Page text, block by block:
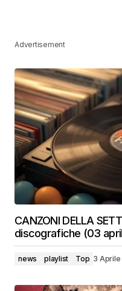
Advertisement
CANZONI DELLA
discografiche (03
news playlist Top 3